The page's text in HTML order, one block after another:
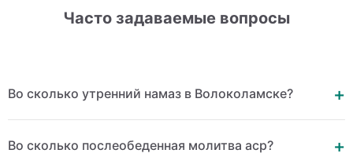
Часто задаваемые вопросы
Во сколько утренний намаз в Волоколамске?
Во сколько послеобеденная молитва аср?